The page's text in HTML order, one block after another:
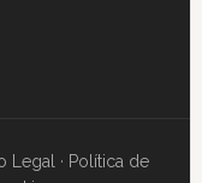
Legal · Política de